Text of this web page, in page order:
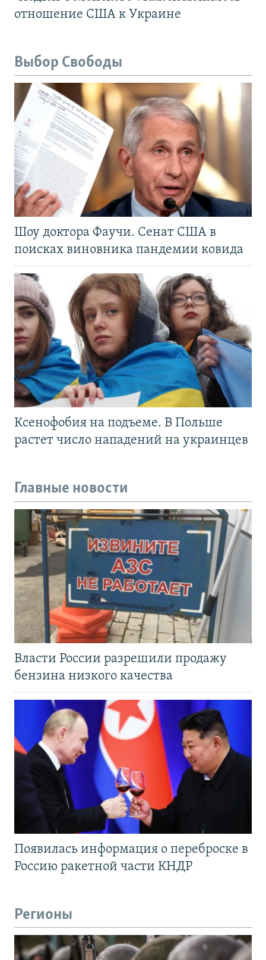
отношение США к Украине
Выбор Свободы
Шоу доктора Фаучи. Сенат США в
поисках виновника пандемии ковида
Ксенофобия на подъеме. В Польше
растет число нападений на украинцев
Главные новости
Власти России разрешили продажу
бензина низкого качества
Появилась информация о переброске в
Россию ракетной части КНДР
Регионы